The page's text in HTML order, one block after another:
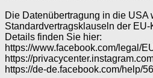
Die Datenübertragung in die USA
Standardvertragsklauseln der
Details finden Sie hier:
https://www.facebook.com/legal/
https://
https://de-de.facebook.com/help/